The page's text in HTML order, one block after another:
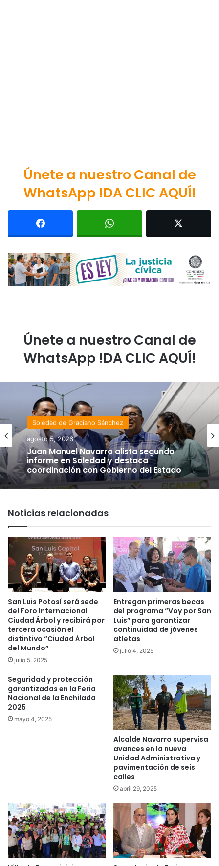
Únete a nuestro Canal de
WhatsApp !DA CLIC AQUÍ!
Únete a nuestro Canal de
WhatsApp !DA CLIC AQUÍ!
Soledad de Graciano Sánchez
agosto 5, 2026
Juan Manuel Navarro alista segundo
informe en Soledad y destaca
coordinación con Gobierno del Estado
Noticias relacionadas
San Luis Potosí será sede
del Foro Internacional
Ciudad Árbol y recibirá por
tercera ocasión el
distintivo “Ciudad Árbol
del Mundo”
julio 5, 2025
Entregan primeras becas
del programa “Voy por San
Luis” para garantizar
continuidad de jóvenes
atletas
julio 4, 2025
Seguridad y protección
garantizadas en la Feria
Nacional de la Enchilada
2025
mayo 4, 2025
Alcalde Navarro supervisa
avances en la nueva
Unidad Administrativa y
pavimentación de seis
calles
abril 29, 2025